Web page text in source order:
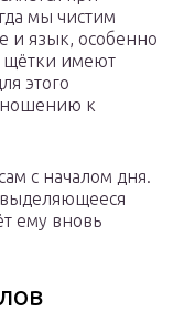
мы чистим
и язык, особенно
щётки имеют
этого
к
с началом дня.
ему вновь